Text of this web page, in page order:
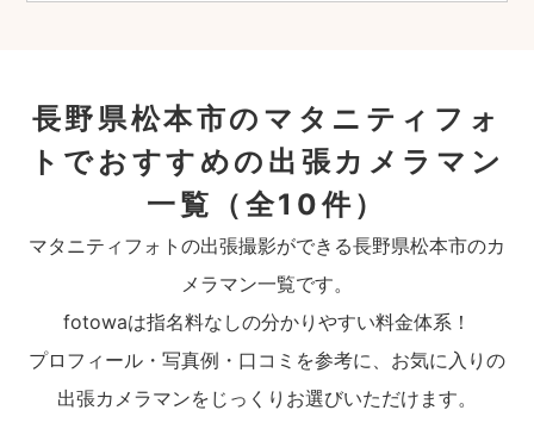
長野県松本市のマタニティフォ
トでおすすめの出張カメラマン
一覧
（全10件）
マタニティフォトの出張撮影ができる長野県松本市のカ
メラマン一覧です。
fotowaは指名料なしの分かりやすい料金体系！
プロフィール・写真例・口コミを参考に、お気に入りの
出張カメラマンをじっくりお選びいただけます。